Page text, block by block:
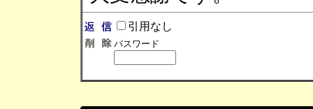
引用なし
パスワード